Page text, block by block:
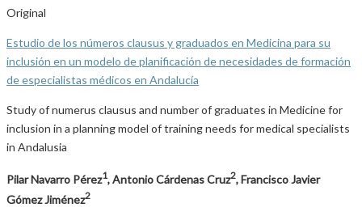
Original
Estudio de los números clausus y graduados en Medicina para su
inclusión en un modelo de planificación de necesidades de formación
de especialistas médicos en Andalucía
Study of numerus clausus and number of graduates in Medicine for
inclusion in a planning model of training needs for medical specialists
in Andalusia
Pilar Navarro Pérez1, Antonio Cárdenas Cruz2, Francisco Javier
Gómez Jiménez2